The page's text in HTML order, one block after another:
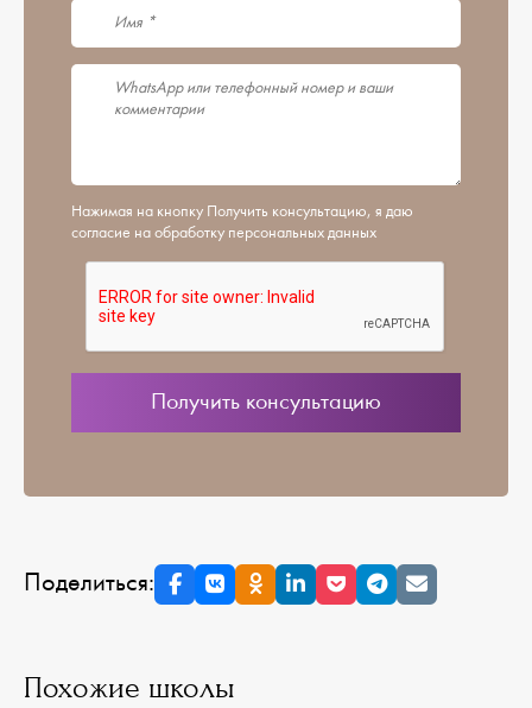
Нажимая на кнопку Получить консультацию, я даю
согласие на обработку персональных данных
Поделиться:
Похожие школы